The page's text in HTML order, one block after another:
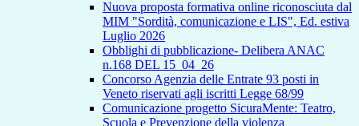
Nuova proposta formativa online riconosciuta dal
MIM "Sordità, comunicazione e LIS", Ed. estiva
Luglio 2026
Obblighi di pubblicazione- Delibera ANAC
n.168 DEL 15_04_26
Concorso Agenzia delle Entrate 93 posti in
Veneto riservati agli iscritti Legge 68/99
Comunicazione progetto SicuraMente: Teatro,
Scuola e Prevenzione della violenza